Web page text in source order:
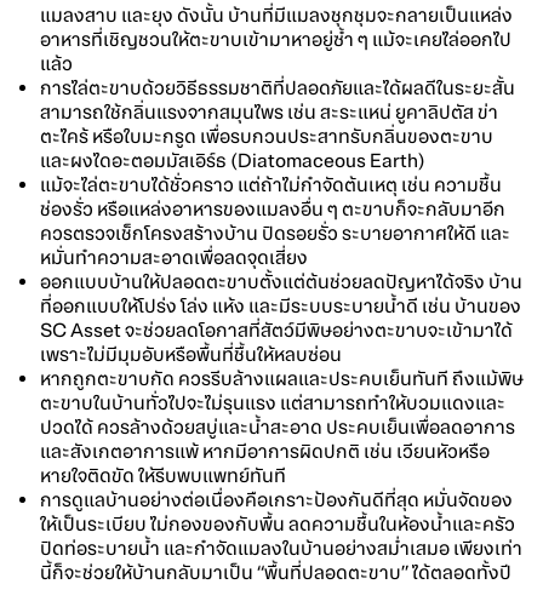
แมลงสาบ และยุง ดังนั้น บ้านที่มีแมลงชุกชุมจะกลายเป็นแหล่ง
อาหารที่เชิญชวนให้ตะขาบเข้ามาหาอยู่ซ้ำ ๆ แม้จะเคยไล่ออกไป
แล้ว
การไล่ตะขาบด้วยวิธีธรรมชาติที่ปลอดภัยและได้ผลดีในระยะสั้น
สามารถใช้กลิ่นแรงจากสมุนไพร เช่น สะระแหน่ ยูคาลิปตัส ข่า
ตะไคร้ หรือใบมะกรูด เพื่อรบกวนประสาทรับกลิ่นของตะขาบ
และผงไดอะตอมมัสเอิร์ธ (Diatomaceous Earth)
แม้จะไล่ตะขาบได้ชั่วคราว แต่ถ้าไม่กำจัดต้นเหตุ เช่น ความชื้น
ช่องรั่ว หรือแหล่งอาหารของแมลงอื่น ๆ ตะขาบก็จะกลับมาอีก
ควรตรวจเช็กโครงสร้างบ้าน ปิดรอยรั่ว ระบายอากาศให้ดี และ
หมั่นทำความสะอาดเพื่อลดจุดเสี่ยง
ออกแบบบ้านให้ปลอดตะขาบตั้งแต่ต้นช่วยลดปัญหาได้จริง บ้าน
ที่ออกแบบให้โปร่ง โล่ง แห้ง และมีระบบระบายน้ำดี เช่น บ้านของ
SC Asset จะช่วยลดโอกาสที่สัตว์มีพิษอย่างตะขาบจะเข้ามาได้
เพราะไม่มีมุมอับหรือพื้นที่ชื้นให้หลบซ่อน
หากถูกตะขาบกัด ควรรีบล้างแผลและประคบเย็นทันที ถึงแม้พิษ
ตะขาบในบ้านทั่วไปจะไม่รุนแรง แต่สามารถทำให้บวมแดงและ
ปวดได้ ควรล้างด้วยสบู่และน้ำสะอาด ประคบเย็นเพื่อลดอาการ
และสังเกตอาการแพ้ หากมีอาการผิดปกติ เช่น เวียนหัวหรือ
หายใจติดขัด ให้รีบพบแพทย์ทันที
การดูแลบ้านอย่างต่อเนื่องคือเกราะป้องกันดีที่สุด หมั่นจัดของ
ให้เป็นระเบียบ ไม่กองของกับพื้น ลดความชื้นในห้องน้ำและครัว
ปิดท่อระบายน้ำ และกำจัดแมลงในบ้านอย่างสม่ำเสมอ เพียงเท่า
นี้ก็จะช่วยให้บ้านกลับมาเป็น “พื้นที่ปลอดตะขาบ” ได้ตลอดทั้งปี